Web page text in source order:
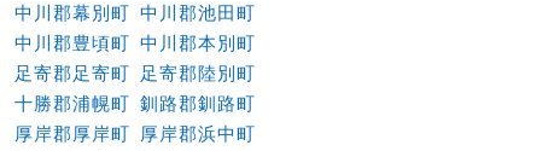
中川郡幕別町 中川郡池田町
中川郡豊頃町 中川郡本別町
足寄郡足寄町
足寄郡陸別町
十勝郡浦幌町 釧路郡釧路町
厚岸郡厚岸町
厚岸郡浜中町